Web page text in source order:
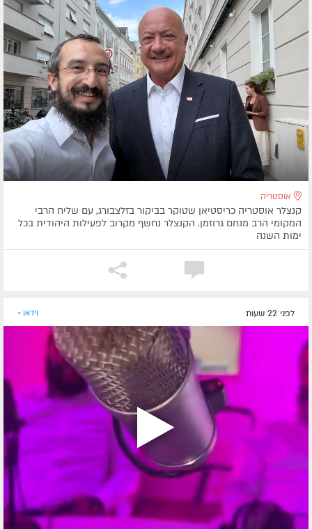
אוסטריה
קנצלר אוסטריה כריסטיאן שטוקר בביקור בזלצבורג, עם שליח הרבי
המקומי הרב מנחם גרוזמן. הקנצלר נחשף מקרוב לפעילות היהודית בכל
ימות השנה
לפני 22 שעות וידאו »